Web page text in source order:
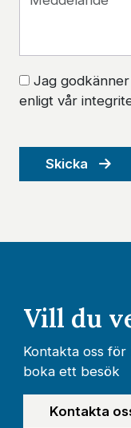
Jag
enligt vår
Skicka
Vill du
Kontakta oss
boka ett besök
Kontakta